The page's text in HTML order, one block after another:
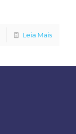
Leia Mais